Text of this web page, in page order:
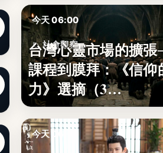
今天 06:00
社會觀察
文字
台灣心靈市場的擴
課程到膜拜：《信仰
力》選摘（3…
今天 06:00